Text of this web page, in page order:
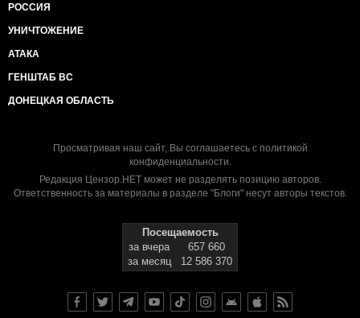
РОССИЯ
УНИЧТОЖЕНИЕ
АТАКА
ГЕНШТАБ ВС
ДОНЕЦКАЯ ОБЛАСТЬ
Просматривая наш сайт, Вы соглашаетесь с политикой
конфиденциальности.
Редакция Цензор.НЕТ может не разделять позицию авторов.
Ответственность за материалы в разделе "Блоги" несут авторы текстов.
Посещаемость
за вчера
657 660
за месяц
12 586 370